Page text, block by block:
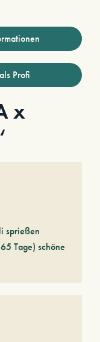
Profi
x
sprießen
Tage) schöne